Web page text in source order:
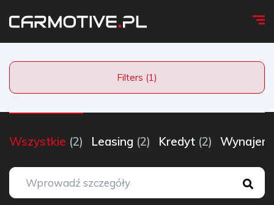
Filters (1)
Wszystkie (2) Leasing (2) Kredyt (2) Wynajem